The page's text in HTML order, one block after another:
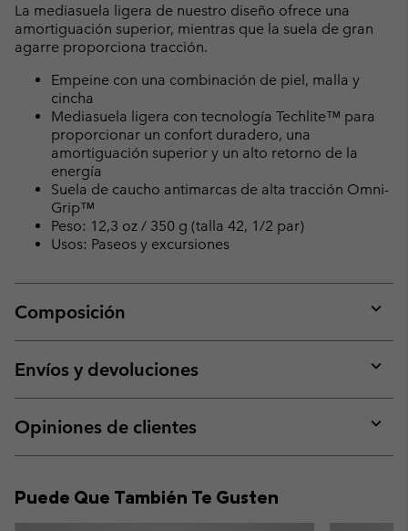
La mediasuela ligera de nuestro diseño ofrece una
amortiguación superior, mientras que la suela de gran
agarre proporciona tracción.
Empeine con una combinación de piel, malla y
cincha
Mediasuela ligera con tecnología Techlite™ para
proporcionar un confort duradero, una
amortiguación superior y un alto retorno de la
energía
Suela de caucho antimarcas de alta tracción Omni-
Grip™
Peso: 12,3 oz / 350 g (talla 42, 1/2 par)
Usos: Paseos y excursiones
Composición
or
Envíos y devoluciones
or
Opiniones de clientes
or
Puede Que También Te Gusten